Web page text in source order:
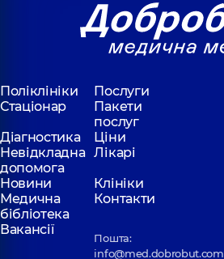
Поліклініки
Послуги
Стаціонар
Пакети
послуг
Діагностика
Ціни
Невідкладна
допомога
Лікарі
Новини
Клініки
Медична
бібліотека
Контакти
Вакансії
Пошта:
info@med.dobrobut.com